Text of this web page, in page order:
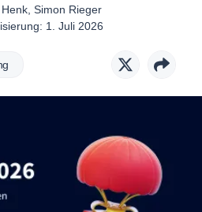
Simon Rieger
1. Juli 2026